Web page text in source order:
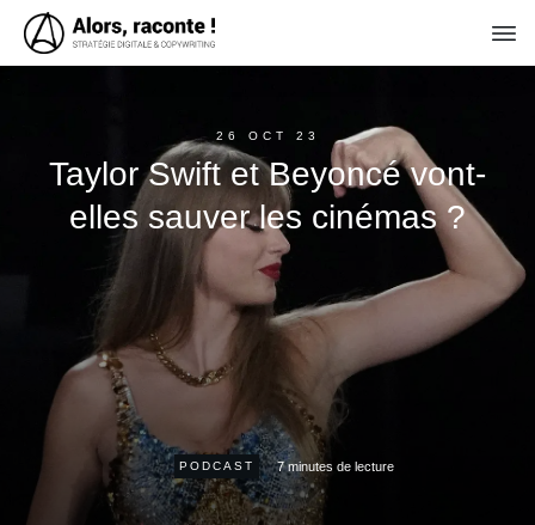
26 OCT 23
Taylor Swift et Beyoncé vont-
elles sauver les cinémas ?
PODCAST 7minutes de lecture